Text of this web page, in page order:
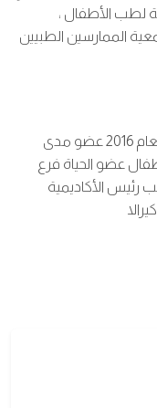
لطب الأطفال ،
الممارسين الطبيين
جائزة أفضل دكتور من في.بي.اس لعام 2016 عضو مدى
عضو الحياة فرع
رئيس الأكاديمية